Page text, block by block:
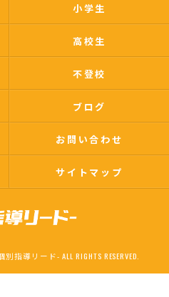
小学生
高校生
不登校
ブログ
お問い合わせ
サイトマップ
導リード- ALL RIGHTS RESERVED.